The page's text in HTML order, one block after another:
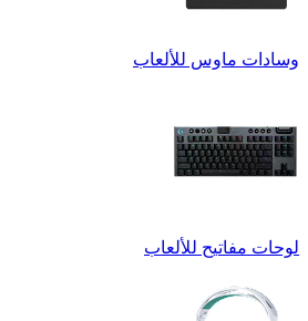
وسادات ماوس للألعاب
لوحات مفاتيح للألعاب